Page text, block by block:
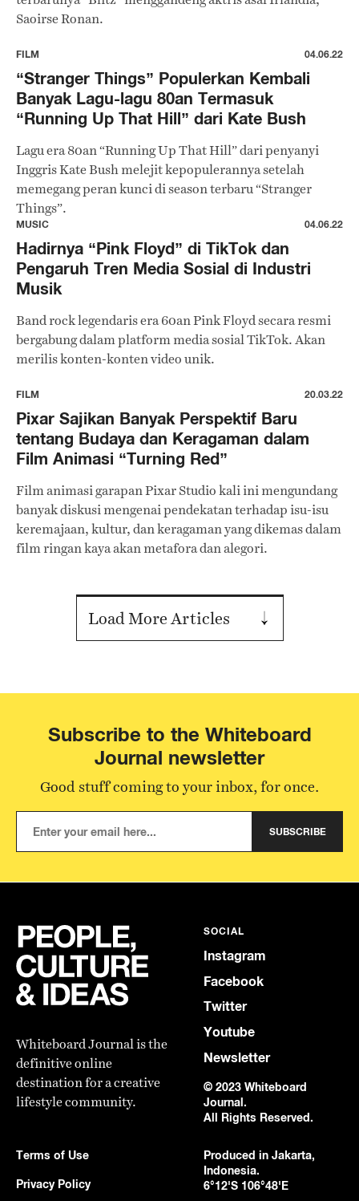
Saoirse Ronan.
FILM 04.06.22
“Stranger Things” Populerkan Kembali
Banyak Lagu-lagu 80an Termasuk
“Running Up That Hill” dari Kate Bush
Lagu era 80an “Running Up That Hill” dari penyanyi
Inggris Kate Bush melejit kepopulerannya setelah
memegang peran kunci di season terbaru “Stranger
Things”.
MUSIC 04.06.22
Hadirnya “Pink Floyd” di TikTok dan
Pengaruh Tren Media Sosial di Industri
Musik
Band rock legendaris era 60an Pink Floyd secara resmi
bergabung dalam platform media sosial TikTok. Akan
merilis konten-konten video unik.
FILM 20.03.22
Pixar Sajikan Banyak Perspektif Baru
tentang Budaya dan Keragaman dalam
Film Animasi “Turning Red”
Film animasi garapan Pixar Studio kali ini mengundang
banyak diskusi mengenai pendekatan terhadap isu-isu
keremajaan, kultur, dan keragaman yang dikemas dalam
film ringan kaya akan metafora dan alegori.
Load More Articles
Subscribe to the Whiteboard
Journal newsletter
Good stuff coming to your inbox, for once.
SUBSCRIBE
Whiteboard Journal is the
definitive online
destination for a creative
lifestyle community.
SOCIAL
Instagram
Facebook
Twitter
Youtube
Newsletter
© 2023 Whiteboard
Journal.
All Rights Reserved.
Terms of Use
Privacy Policy
Produced in Jakarta,
Indonesia.
6°12'S 106°48'E